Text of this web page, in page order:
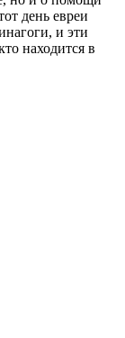
день евреи
и эти
находится в